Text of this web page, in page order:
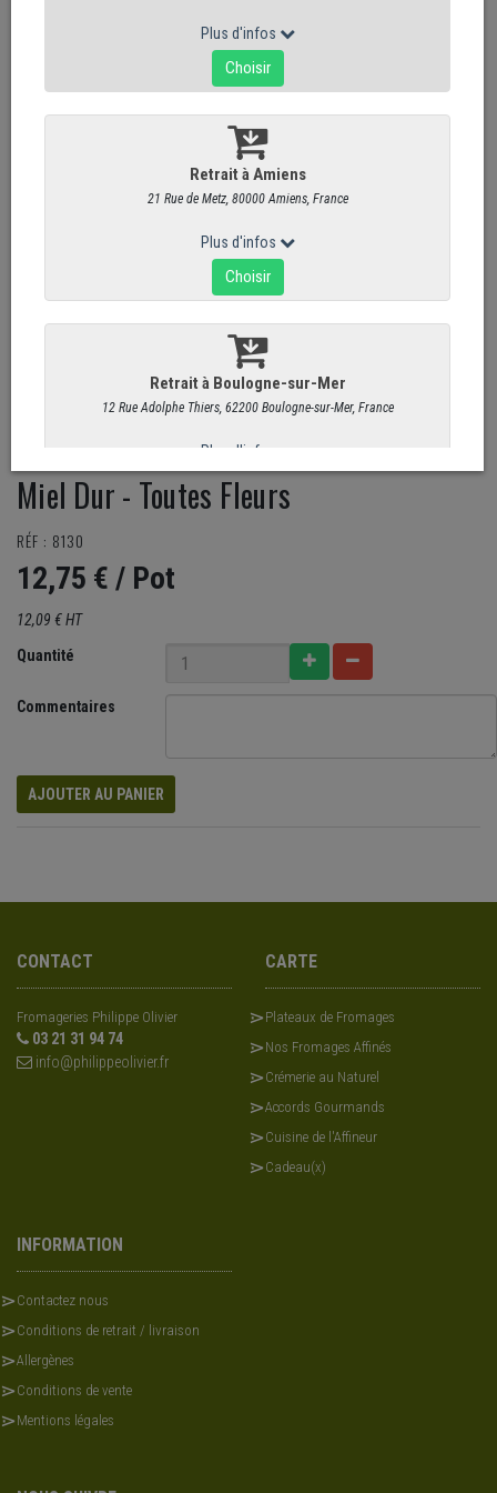
Miel Dur - Toutes Fleurs
RÉF : 8130
12,75 € / Pot
12,09 € HT
Quantité
Commentaires
AJOUTER AU PANIER
CONTACT
Fromageries Philippe Olivier
03 21 31 94 74
info@philippeolivier.fr
CARTE
Plateaux de Fromages
Nos Fromages Affinés
Crémerie au Naturel
Accords Gourmands
Cuisine de l'Affineur
Cadeau(x)
INFORMATION
Contactez nous
Conditions de retrait / livraison
Allergènes
Conditions de vente
Mentions légales